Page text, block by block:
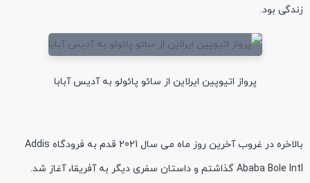
زندگی بود.
پرواز اتیوپین ایرلاین از سائو پائولو به آدیس آبابا
بالاخره در غروب آخرین روز ماه می سال 2021 قدم به فرودگاه Addis
Ababa Bole Intl گذاشتم و داستان سفری دیگر به آفریقا، آغاز شد.